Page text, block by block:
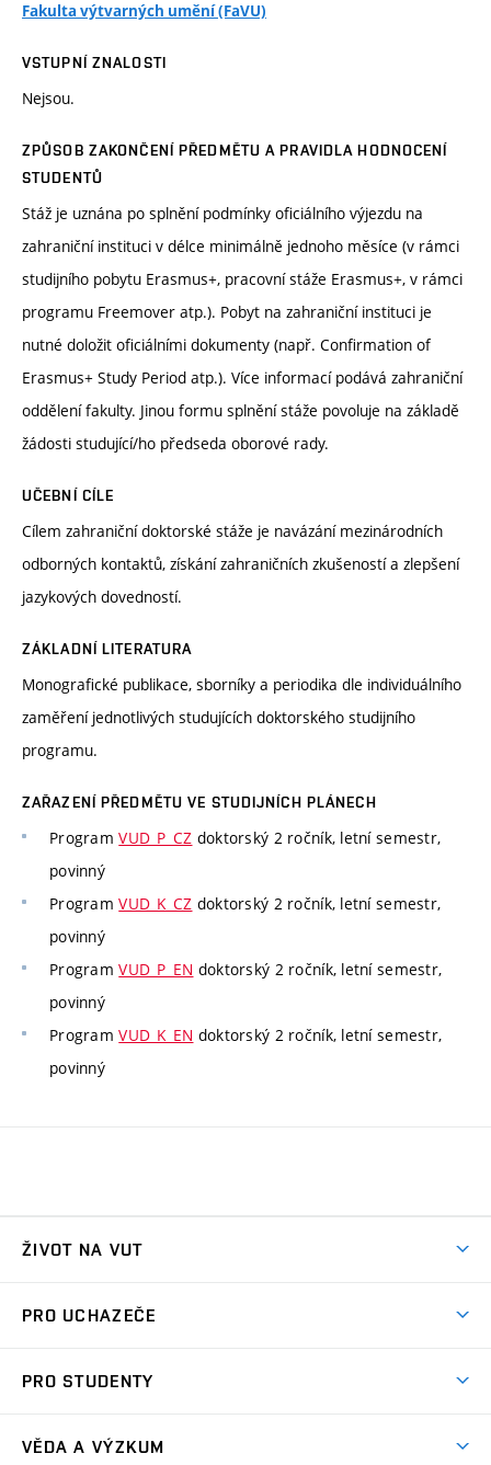
Fakulta výtvarných umění (FaVU)
VSTUPNÍ ZNALOSTI
Nejsou.
ZPŮSOB ZAKONČENÍ PŘEDMĚTU A PRAVIDLA HODNOCENÍ
STUDENTŮ
Stáž je uznána po splnění podmínky oficiálního výjezdu na
zahraniční instituci v délce minimálně jednoho měsíce (v rámci
studijního pobytu Erasmus+, pracovní stáže Erasmus+, v rámci
programu Freemover atp.). Pobyt na zahraniční instituci je
nutné doložit oficiálními dokumenty (např. Confirmation of
Erasmus+ Study Period atp.). Více informací podává zahraniční
oddělení fakulty. Jinou formu splnění stáže povoluje na základě
žádosti studující/ho předseda oborové rady.
UČEBNÍ CÍLE
Cílem zahraniční doktorské stáže je navázání mezinárodních
odborných kontaktů, získání zahraničních zkušeností a zlepšení
jazykových dovedností.
ZÁKLADNÍ LITERATURA
Monografické publikace, sborníky a periodika dle individuálního
zaměření jednotlivých studujících doktorského studijního
programu.
ZAŘAZENÍ PŘEDMĚTU VE STUDIJNÍCH PLÁNECH
ProgramVUD_P_CZ doktorský 2 ročník, letní semestr,
povinný
ProgramVUD_K_CZ doktorský 2 ročník, letní semestr,
povinný
ProgramVUD_P_EN doktorský 2 ročník, letní semestr,
povinný
ProgramVUD_K_EN doktorský 2 ročník, letní semestr,
povinný
ŽIVOT NA VUT
Koleje
Sport na VUT
PRO UCHAZEČE
Dny otevřených dveří
PRO STUDENTY
VĚDA A VÝZKUM